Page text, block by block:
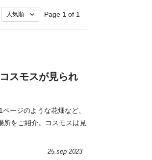
Page 1 of 1
スモスが見られ
ージのような花畑など、
所をご紹介。コスモスは見
25.sep 2023